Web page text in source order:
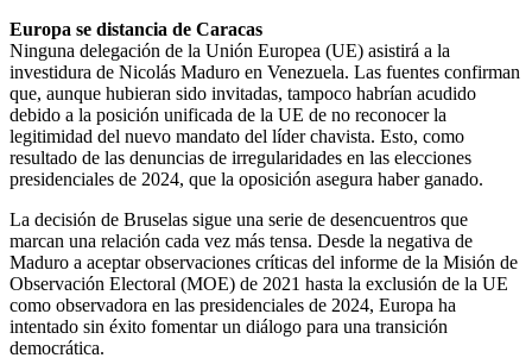
Europa se distancia de Caracas
Ninguna delegación de la Unión Europea (UE) asistirá a la
investidura de Nicolás Maduro en Venezuela. Las fuentes confirman
que, aunque hubieran sido invitadas, tampoco habrían acudido
debido a la posición unificada de la UE de no reconocer la
legitimidad del nuevo mandato del líder chavista. Esto, como
resultado de las denuncias de irregularidades en las elecciones
presidenciales de 2024, que la oposición asegura haber ganado.
La decisión de Bruselas sigue una serie de desencuentros que
marcan una relación cada vez más tensa. Desde la negativa de
Maduro a aceptar observaciones críticas del informe de la Misión de
Observación Electoral (MOE) de 2021 hasta la exclusión de la UE
como observadora en las presidenciales de 2024, Europa ha
intentado sin éxito fomentar un diálogo para una transición
democrática.